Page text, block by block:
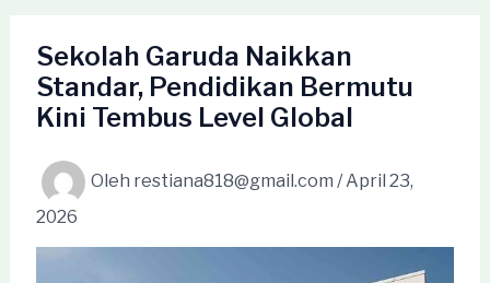
Sekolah Garuda Naikkan
Standar, Pendidikan Bermutu
Kini Tembus Level Global
Oleh restiana818@gmail.com /April 23,
2026